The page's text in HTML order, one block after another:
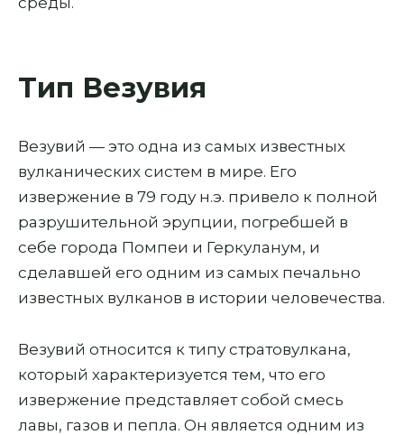
Тип Везувия
Везувий — это одна из самых известных
вулканических систем в мире. Его
извержение в 79 году н.э. привело к полной
разрушительной эрупции, погребшей в
себе города Помпеи и Геркуланум, и
сделавшей его одним из самых печально
известных вулканов в истории человечества.
Везувий относится к типу стратовулкана,
который характеризуется тем, что его
извержение представляет собой смесь
лавы, газов и пепла. Он является одним из